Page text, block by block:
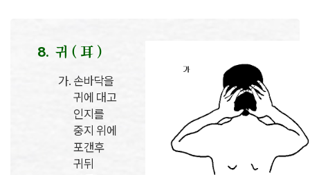
귀 ( 耳 )
손바닥을
귀에 대고
인지를
중지 위에
포갠후
귀뒤